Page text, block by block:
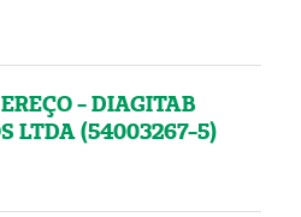
- DIAGITAB
LTDA (54003267-5)